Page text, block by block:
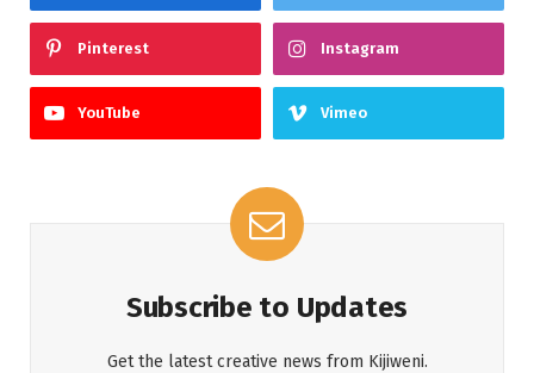
Pinterest Instagram
YouTube Vimeo
Subscribe to Updates
Get the latest creative news from Kijiweni.